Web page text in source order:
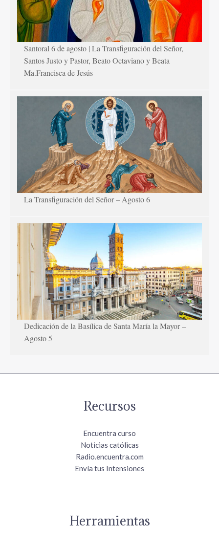
Santoral 6 de agosto | La Transfiguración del Señor,
Santos Justo y Pastor, Beato Octaviano y Beata
Ma.Francisca de Jesús
La Transfiguración del Señor – Agosto 6
Dedicación de la Basílica de Santa María la Mayor –
Agosto 5
Recursos
Encuentra curso
Noticias católicas
Radio.encuentra.com
Envía tus Intensiones
Herramientas